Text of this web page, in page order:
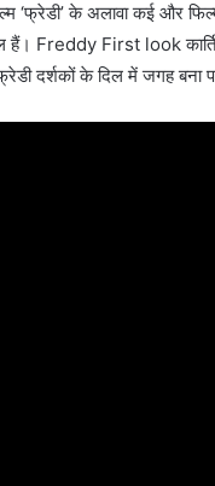
‘फ्रेडी’ के अलावा कई और
हैं। Freddy First look
दर्शकों के दिल में जगह